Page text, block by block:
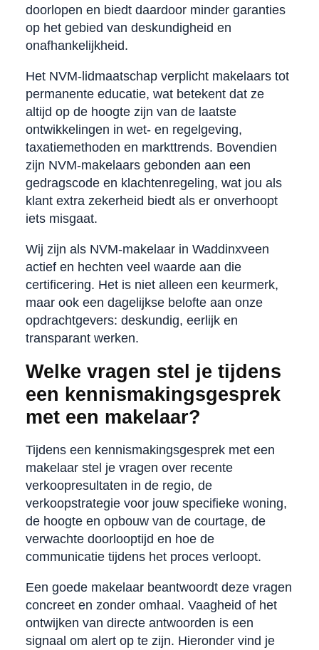
doorlopen en biedt daardoor minder garanties
op het gebied van deskundigheid en
onafhankelijkheid.
Het NVM-lidmaatschap verplicht makelaars tot
permanente educatie, wat betekent dat ze
altijd op de hoogte zijn van de laatste
ontwikkelingen in wet- en regelgeving,
taxatiemethoden en markttrends. Bovendien
zijn NVM-makelaars gebonden aan een
gedragscode en klachtenregeling, wat jou als
klant extra zekerheid biedt als er onverhoopt
iets misgaat.
Wij zijn als NVM-makelaar in Waddinxveen
actief en hechten veel waarde aan die
certificering. Het is niet alleen een keurmerk,
maar ook een dagelijkse belofte aan onze
opdrachtgevers: deskundig, eerlijk en
transparant werken.
Welke vragen stel je tijdens
een kennismakingsgesprek
met een makelaar?
Tijdens een kennismakingsgesprek met een
makelaar stel je vragen over recente
verkoopresultaten in de regio, de
verkoopstrategie voor jouw specifieke woning,
de hoogte en opbouw van de courtage, de
verwachte doorlooptijd en hoe de
communicatie tijdens het proces verloopt.
Een goede makelaar beantwoordt deze vragen
concreet en zonder omhaal. Vaagheid of het
ontwijken van directe antwoorden is een
signaal om alert op te zijn. Hieronder vind je